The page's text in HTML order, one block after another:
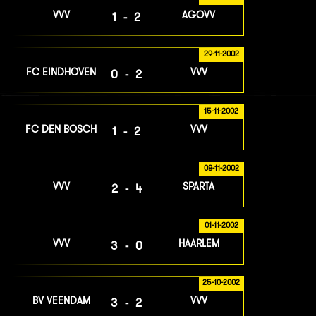
VVV 1-2 AGOVV
29-11-2002
FC EINDHOVEN 0-2 VVV
15-11-2002
FC DEN BOSCH 1-2 VVV
08-11-2002
VVV 2-4 SPARTA
01-11-2002
VVV 3-0 HAARLEM
25-10-2002
BV VEENDAM 3-2 VVV